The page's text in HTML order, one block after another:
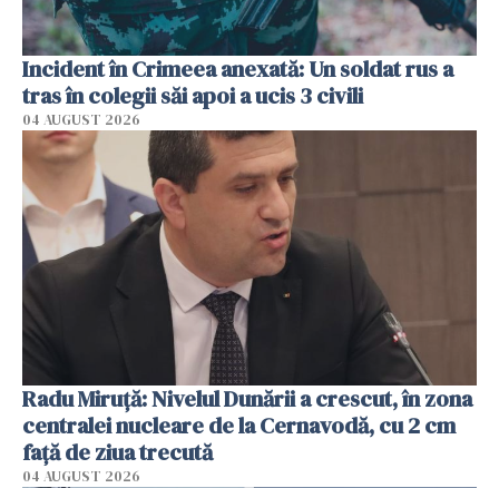
Incident în Crimeea anexată: Un soldat rus a
tras în colegii săi apoi a ucis 3 civili
04 AUGUST 2026
Radu Miruţă: Nivelul Dunării a crescut, în zona
centralei nucleare de la Cernavodă, cu 2 cm
faţă de ziua trecută
04 AUGUST 2026